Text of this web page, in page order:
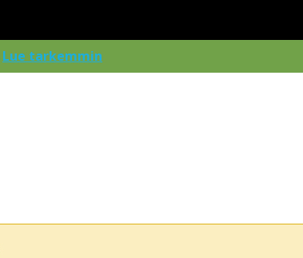
Lue tarkemmin